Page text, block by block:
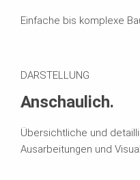
Einfache bis komplexe
DARSTELLUNG
Anschaulich.
Übersichtliche und
Ausarbeitungen und